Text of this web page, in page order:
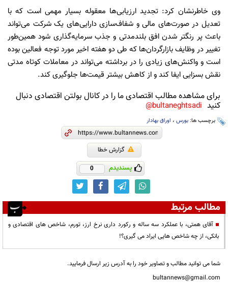
وی خاطرنشان کرد: تجدید ارزیابی‌ها معقوله بسیار مهمی است که با
تعدیل در صورت‌های مالی و شفاف‌سازی دارایی‌های یک شرکت می‌تواند
باعث پر رنگتر شدن افق بلندمدتی و جذب سرمایه‌گذاری شود همین‌طور
تغییر در وظایف بازارگردان‌ها که طی دو هفته اخیر مورد توجه فعالین بوده
است و واکنش‌های زیادی را در برداشته می‌تواند در معاملات کوتاه مدتی
نقش بسزایی ایفا کند و از کاهش بیشتر قیمت‌ها جلوگیری کند.
برای مشاهده مطالب اقتصادی ما را در کانال بولتن اقتصادی دنبال
کنید bultaneghtsadi@
برچسب ها: بورس ، اوراق بهادار
گزارش خطا
پسندیدم 0
مطالب مرتبط
آقای همتی، با عملکرد سه ساله و رکورد داری نرخ ارز، تورم، شاخص های اقتصادی و
بانکی، از چه شاخص هایی ایراد می گیری؟!
شما می توانید مطالب و تصاویر خود را به آدرس زیر ارسال فرمایید.
bultannews@gmail.com